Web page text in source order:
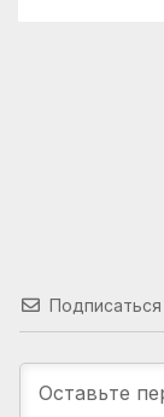
Подписаться